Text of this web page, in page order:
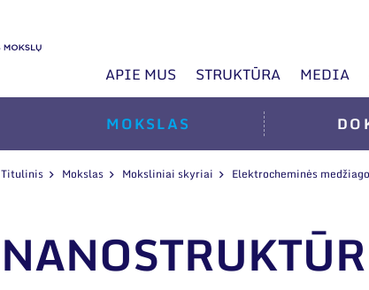
APIE MUS STRUKTŪRA MEDIA
MOKSLAS
Titulinis Mokslas Moksliniai skyriai Elektrocheminės